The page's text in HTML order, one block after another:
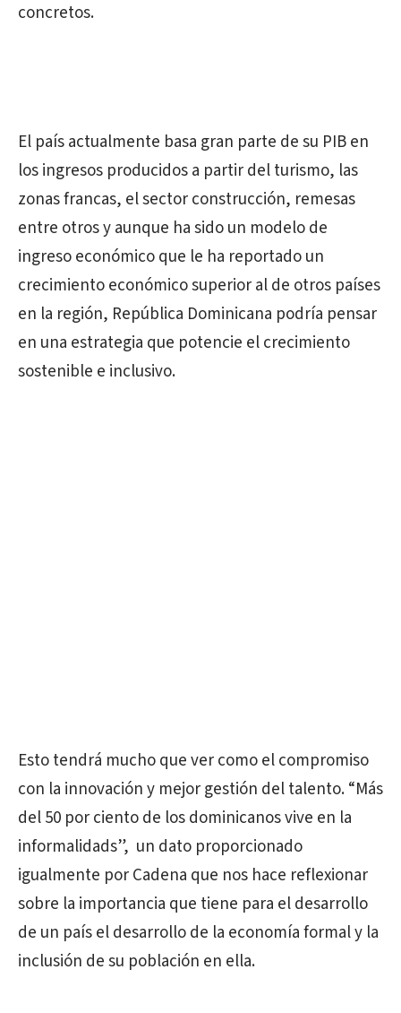
concretos.
El país actualmente basa gran parte de su PIB en
los ingresos producidos a partir del turismo, las
zonas francas, el sector construcción, remesas
entre otros y aunque ha sido un modelo de
ingreso económico que le ha reportado un
crecimiento económico superior al de otros países
en la región, República Dominicana podría pensar
en una estrategia que potencie el crecimiento
sostenible e inclusivo.
Esto tendrá mucho que ver como el compromiso
con la innovación y mejor gestión del talento. “Más
del 50 por ciento de los dominicanos vive en la
informalidads”, un dato proporcionado
igualmente por Cadena que nos hace reflexionar
sobre la importancia que tiene para el desarrollo
de un país el desarrollo de la economía formal y la
inclusión de su población en ella.